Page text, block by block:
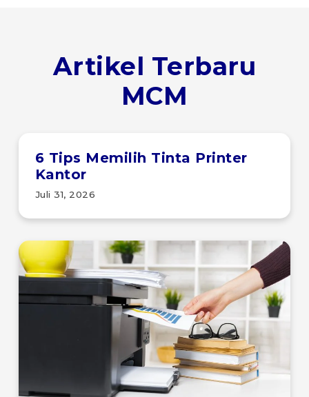
Artikel Terbaru
MCM
6 Tips Memilih Tinta Printer
Kantor
Juli 31, 2026